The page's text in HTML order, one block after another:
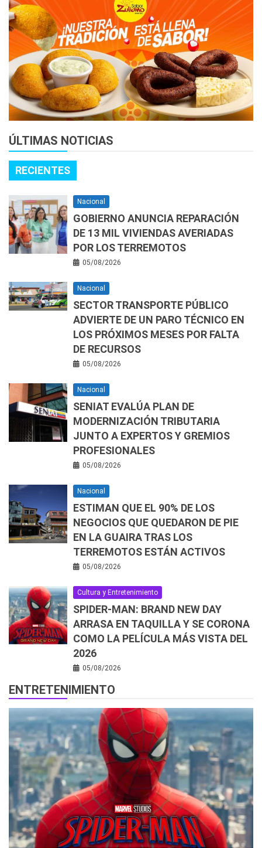
ÚLTIMAS NOTICIAS
RECIENTES
Nacional
GOBIERNO ANUNCIA REPARACIÓN
DE 13 MIL VIVIENDAS AVERIADAS
POR LOS TERREMOTOS
05/08/2026
Nacional
SECTOR TRANSPORTE PÚBLICO
ADVIERTE DE UN PARO TÉCNICO EN
LOS PRÓXIMOS MESES POR FALTA
DE RECURSOS
05/08/2026
Nacional
SENIAT EVALÚA PLAN DE
MODERNIZACIÓN TRIBUTARIA
JUNTO A EXPERTOS Y GREMIOS
PROFESIONALES
05/08/2026
Nacional
ESTIMAN QUE EL 90% DE LOS
NEGOCIOS QUE QUEDARON DE PIE
EN LA GUAIRA TRAS LOS
TERREMOTOS ESTÁN ACTIVOS
05/08/2026
Cultura y Entretenimiento
SPIDER-MAN: BRAND NEW DAY
ARRASA EN TAQUILLA Y SE CORONA
COMO LA PELÍCULA MÁS VISTA DEL
2026
05/08/2026
ENTRETENIMIENTO